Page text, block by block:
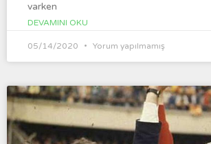
varken
DEVAMINI OKU
05/14/2020 Yorum yapılmamış